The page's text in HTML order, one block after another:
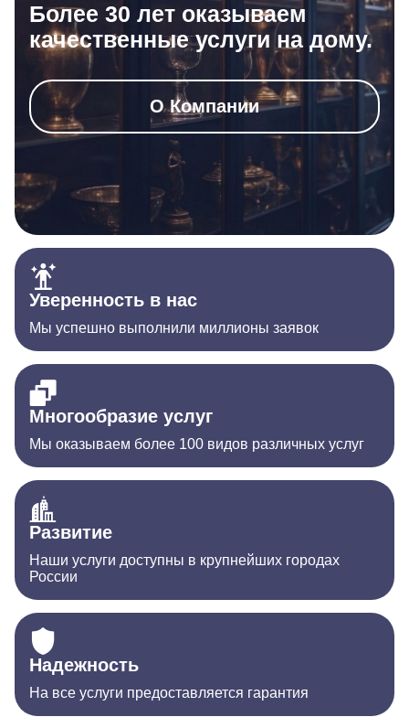
Более 30 лет оказываем
качественные услуги на дому.
О Компании
Уверенность в нас
Мы успешно выполнили миллионы заявок
Многообразие услуг
Мы оказываем более 100 видов различных услуг
Развитие
Наши услуги доступны в крупнейших городах
России
Надежность
На все услуги предоставляется гарантия